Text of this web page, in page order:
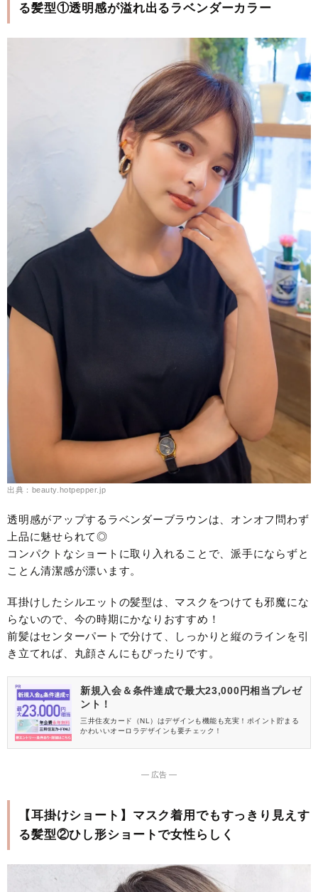
る髪型①透明感が溢れ出るラベンダーカラー
出典：beauty.hotpepper.jp
透明感がアップするラベンダーブラウンは、オンオフ問わず
上品に魅せられて◎
コンパクトなショートに取り入れることで、派手にならずと
ことん清潔感が漂います。
耳掛けしたシルエットの髪型は、マスクをつけても邪魔にな
らないので、今の時期にかなりおすすめ！
前髪はセンターパートで分けて、しっかりと縦のラインを引
き立てれば、丸顔さんにもぴったりです。
新規入会＆条件達成で最大23,000円相当プレゼ
ント！
三井住友カード（NL）はデザインも機能も充実！ポイント貯まる
かわいいオーロラデザインも要チェック！
― 広告 ―
【耳掛けショート】マスク着用でもすっきり見えす
る髪型②ひし形ショートで女性らしく